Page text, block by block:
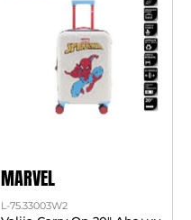
MARVEL
L-75.33003W2